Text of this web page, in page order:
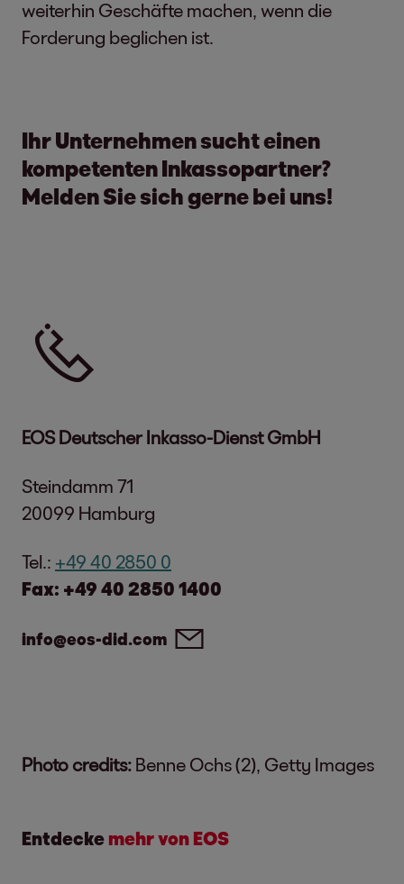
weiterhin Geschäfte machen, wenn die
Forderung beglichen ist.
Ihr Unternehmen sucht einen
kompetenten Inkassopartner?
Melden Sie sich gerne bei uns!
Tel.
EOS Deutscher Inkasso-Dienst GmbH
Steindamm 71
20099 Hamburg
Tel.: +49 40 2850 0
Fax: +49 40 2850 1400
info@eos-did.com
Photo credits: Benne Ochs (2), Getty Images
Entdecke mehr von EOS